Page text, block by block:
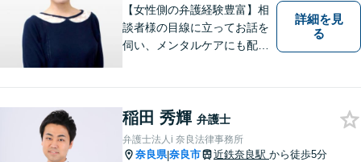
【女性側の弁護経験豊富】相
談者様の目線に立ってお話を
伺い、メンタルケアにも配慮
策をご提案【LINE利用可】
【平日夜間、土日祝日、応相
談】
詳細を見
る
稲田 秀輝 弁護士
弁護士法人i 奈良法律事務所
奈良県|奈良市 近鉄奈良駅 から徒歩5分